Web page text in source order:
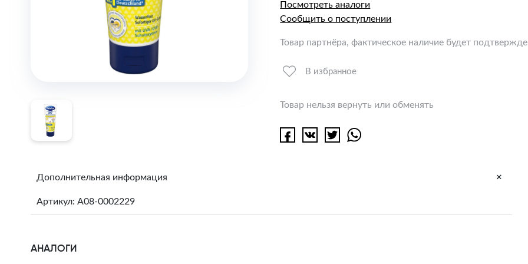
Посмотреть аналоги
Сообщить о поступлении
Товар партнёра, фактическое наличие будет
В избранное
Товар нельзя вернуть или обменять
Дополнительная информация +
Артикул: A08-0002229
АНАЛОГИ